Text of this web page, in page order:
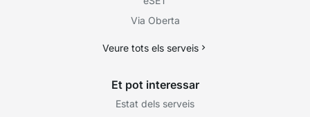
Via Oberta
Veure tots els serveis
Et pot interessar
Estat dels serveis